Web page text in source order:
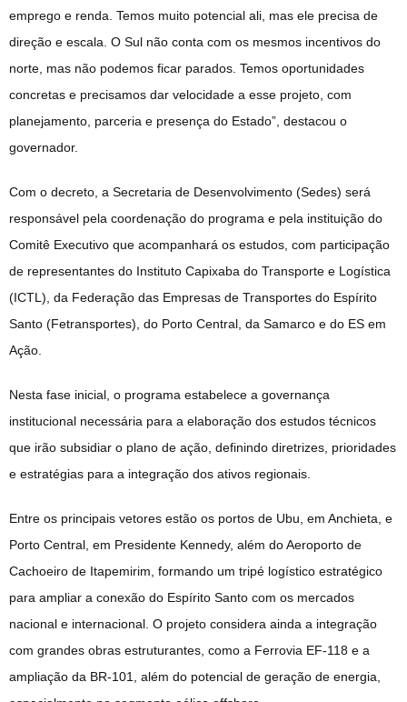
emprego e renda. Temos muito potencial ali, mas ele precisa de
direção e escala. O Sul não conta com os mesmos incentivos do
norte, mas não podemos ficar parados. Temos oportunidades
concretas e precisamos dar velocidade a esse projeto, com
planejamento, parceria e presença do Estado”, destacou o
governador.
Com o decreto, a Secretaria de Desenvolvimento (Sedes) será
responsável pela coordenação do programa e pela instituição do
Comitê Executivo que acompanhará os estudos, com participação
de representantes do Instituto Capixaba do Transporte e Logística
(ICTL), da Federação das Empresas de Transportes do Espírito
Santo (Fetransportes), do Porto Central, da Samarco e do ES em
Ação.
Nesta fase inicial, o programa estabelece a governança
institucional necessária para a elaboração dos estudos técnicos
que irão subsidiar o plano de ação, definindo diretrizes, prioridades
e estratégias para a integração dos ativos regionais.
Entre os principais vetores estão os portos de Ubu, em Anchieta, e
Porto Central, em Presidente Kennedy, além do Aeroporto de
Cachoeiro de Itapemirim, formando um tripé logístico estratégico
para ampliar a conexão do Espírito Santo com os mercados
nacional e internacional. O projeto considera ainda a integração
com grandes obras estruturantes, como a Ferrovia EF-118 e a
ampliação da BR-101, além do potencial de geração de energia,